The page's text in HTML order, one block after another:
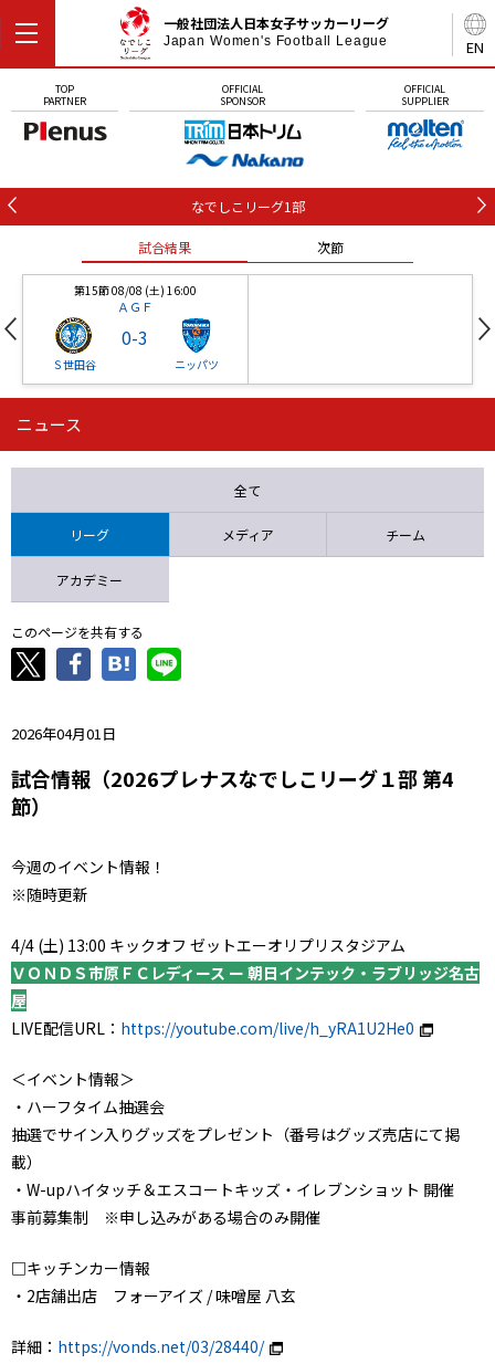
EN
一般社団法人日本女子サッカーリーグ
Japan Women's Football League
TOP
PARTNER
OFFICIAL
SPONSOR
OFFICIAL
SUPPLIER
なでしこリーグ1部
試合結果 次節
第15節 08/08 (土) 16:00
ＡＧＦ
Ｓ世田谷
0-3
ニッパツ
第16節 09/05 (土) 15:00
ニッパツ 石人の星
ニュース
全て
リーグ メディア チーム
アカデミー
このページを共有する
2026年04月01日
試合情報（2026プレナスなでしこリーグ１部 第4
節）
今週のイベント情報！
※随時更新
4/4 (土) 13:00 キックオフ ゼットエーオリプリスタジアム
ＶＯＮＤＳ市原ＦＣレディース ー 朝日インテック・ラブリッジ名古
屋
LIVE配信URL： https://youtube.com/live/h_yRA1U2He0
＜イベント情報＞
・ハーフタイム抽選会
抽選でサイン入りグッズをプレゼント（番号はグッズ売店にて掲
載）
・W-upハイタッチ＆エスコートキッズ・イレブンショット 開催
事前募集制 ※申し込みがある場合のみ開催
□キッチンカー情報
・2店舗出店 フォーアイズ / 味噌屋 八玄
詳細： https://vonds.net/03/28440/